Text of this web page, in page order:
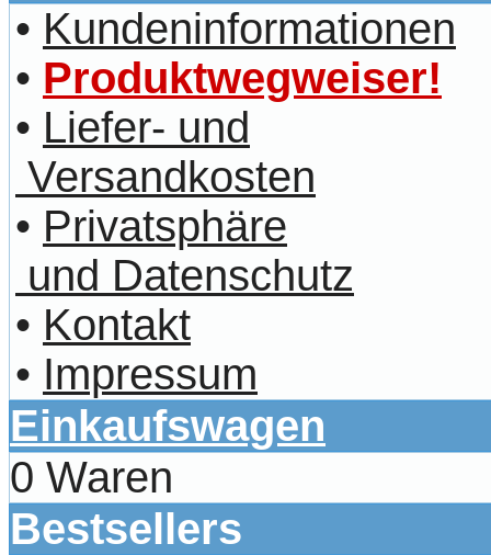
• Kundeninformationen
• Produktwegweiser!
• Liefer- und
Versandkosten
• Privatsphäre
und Datenschutz
• Kontakt
• Impressum
Einkaufswagen
0 Waren
Bestsellers